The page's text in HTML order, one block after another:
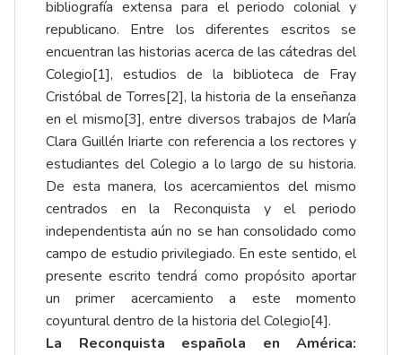
bibliografía extensa para el periodo colonial y
republicano. Entre los diferentes escritos se
encuentran las historias acerca de las cátedras del
Colegio[1], estudios de la biblioteca de Fray
Cristóbal de Torres[2], la historia de la enseñanza
en el mismo[3], entre diversos trabajos de María
Clara Guillén Iriarte con referencia a los rectores y
estudiantes del Colegio a lo largo de su historia.
De esta manera, los acercamientos del mismo
centrados en la Reconquista y el periodo
independentista aún no se han consolidado como
campo de estudio privilegiado. En este sentido, el
presente escrito tendrá como propósito aportar
un primer acercamiento a este momento
coyuntural dentro de la historia del Colegio[4].
La Reconquista española en América: